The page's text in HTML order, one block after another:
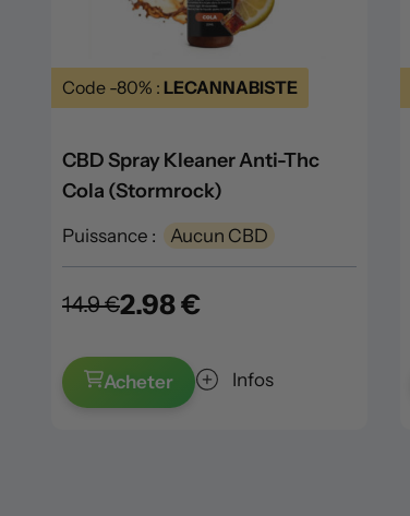
Code -80% : LECANNABISTE
CBD Spray Kleaner Anti-Thc
Cola (Stormrock)
Puissance : Aucun CBD
14.9 €2.98 €
Acheter Infos